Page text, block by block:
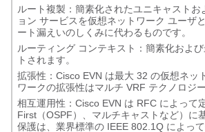
ルート複製：簡素化されたユニキャスト
ョン サービスを仮想ネットワーク ユーザ
ート漏えいのしくみに代わるものです。
ルーティング コンテキスト：簡素化およ
トされます。
拡張性：Cisco EVN は最大 32 の仮想ネッ
ワークの拡張性はマルチ VRF テクノロジ
相互運用性：Cisco EVN は RFC によって
First（OSPF）、マルチキャストなど）に
保護は、業界標準の IEEE 802.1Q によっ